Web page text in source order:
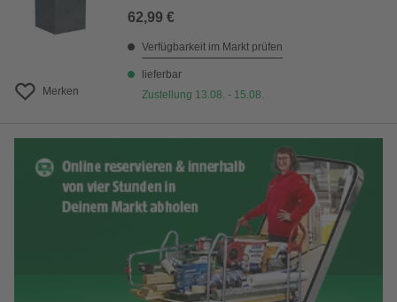
Merken
62,99 €
Verfügbarkeit im Markt prüfen
lieferbar
Zustellung 13.08. - 15.08.